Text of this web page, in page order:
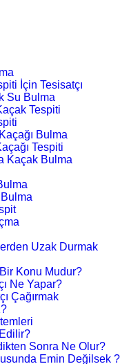
İçin Tesisatçı
Su Bulma
Tespiti
Bulma
Tespiti
Kaçak Bulma
Uzak Durmak
Konu Mudur?
Ne Yapar?
Çağırmak
Sonra Ne Olur?
Emin Değilsek ?